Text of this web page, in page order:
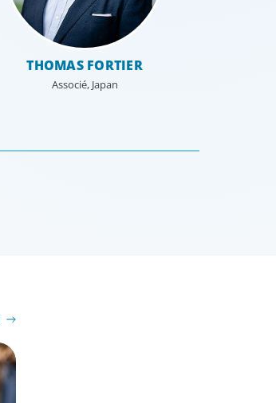
THOMAS FORTIER
Associé, Japan